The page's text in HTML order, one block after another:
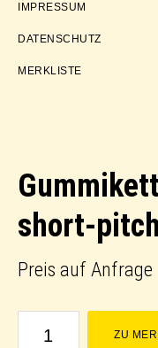
IMPRESSUM
DATENSCHUTZ
MERKLISTE
short-pitch
Preis auf Anfrage
Gummikette
ZU